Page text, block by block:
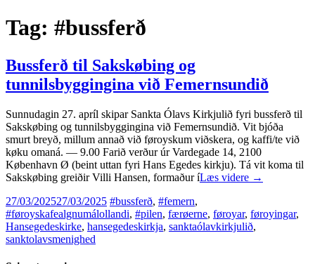
Tag: #bussferð
Bussferð til Sakskøbing og
tunnilsbyggingina við Femernsundið
Sunnudagin 27. apríl skipar Sankta Ólavs Kirkjulið fyri bussferð til
Sakskøbing og tunnilsbyggingina við Femernsundið. Vit bjóða
smurt breyð, millum annað við føroyskum viðskera, og kaffi/te við
køku omaná. — 9.00 Farið verður úr Vardegade 14, 2100
København Ø (beint uttan fyri Hans Egedes kirkju). Tá vit koma til
Sakskøbing greiðir Villi Hansen, formaður íLæs videre →
27/03/202527/03/2025 #bussferð, #femern,
#føroyskafealgnumálollandi, #pilen, færøerne, føroyar, føroyingar,
Hansegedeskirke, hansegedeskirkja, sanktaólavkirkjulið,
sanktolavsmenighed